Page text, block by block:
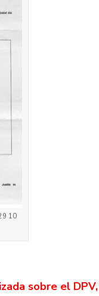
10
sobre el DPV,